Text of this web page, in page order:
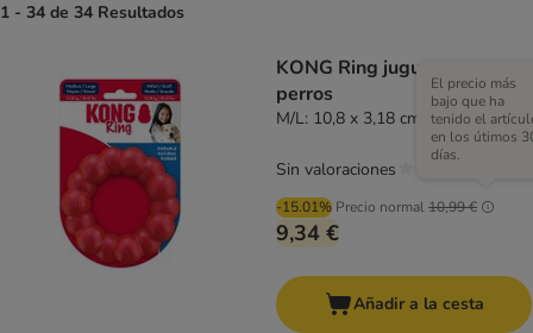
1 - 34 de 34 Resultados
KONG Ring juguete para
perros
M/L: 10,8 x 3,18 cm (Diám x Al)
-15.01% Precio normal10,99 €
El precio más
bajo que ha
tenido el
en los útimos
días.
9,34 €
Sin valoraciones
Añadir a la cesta